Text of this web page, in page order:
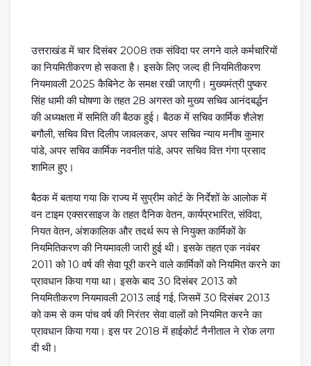
उत्तराखंड में चार दिसंबर 2008 तक संविदा पर लगने वाले कर्मचारियों
का नियमितीकरण हो सकता है। इसके लिए जल्द ही नियमितीकरण
नियमावली 2025 कैबिनेट के समक्ष रखी जाएगी। मुख्यमंत्री पुष्कर
सिंह धामी की घोषणा के तहत 28 अगस्त को मुख्य सचिव आनंदबर्द्धन
की अध्यक्षता में समिति की बैठक हुई। बैठक में सचिव कार्मिक शैलेश
बगौली, सचिव वित्त दिलीप जावलकर, अपर सचिव न्याय मनीष कुमार
पांडे, अपर सचिव कार्मिक नवनीत पांडे, अपर सचिव वित्त गंगा प्रसाद
शामिल हुए।
बैठक में बताया गया कि राज्य में सुप्रीम कोर्ट के निर्देशों के आलोक में
वन टाइम एक्सरसाइज के तहत दैनिक वेतन, कार्यप्रभारित, संविदा,
नियत वेतन, अंशकालिक और तदर्थ रूप से नियुक्त कार्मिकों के
नियमितिकरण की नियमावली जारी हुई थी। इसके तहत एक नवंबर
2011 को 10 वर्ष की सेवा पूरी करने वाले कार्मिकों को नियमित करने का
प्रावधान किया गया था। इसके बाद 30 दिसंबर 2013 को
नियमितीकरण नियमावली 2013 लाई गई, जिसमें 30 दिसंबर 2013
को कम से कम पांच वर्ष की निरंतर सेवा वालों को नियमित करने का
प्रावधान किया गया। इस पर 2018 में हाईकोर्ट नैनीताल ने रोक लगा
दी थी।